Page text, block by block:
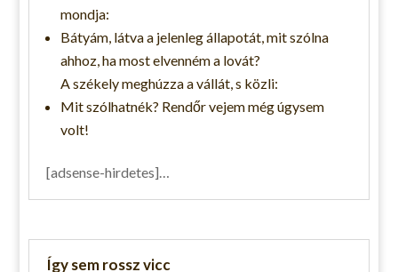
mondja:
Bátyám, látva a jelenleg állapotát, mit szólna
ahhoz, ha most elvenném a lovát?
A székely meghúzza a vállát, s közli:
Mit szólhatnék? Rendőr vejem még úgysem
volt!
[adsense-hirdetes]…
Így sem rossz vicc